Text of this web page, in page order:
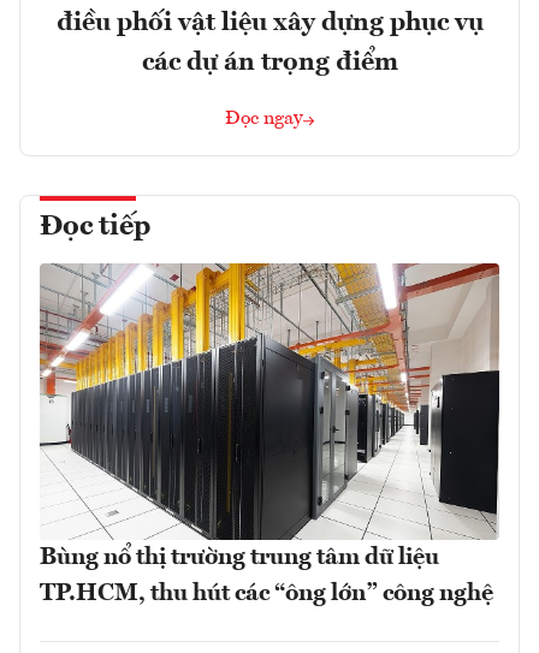
điều phối vật liệu xây dựng phục vụ
các dự án trọng điểm
Đọc ngay
Đọc tiếp
Bùng nổ thị trường trung tâm dữ liệu
TP.HCM, thu hút các “ông lớn” công nghệ